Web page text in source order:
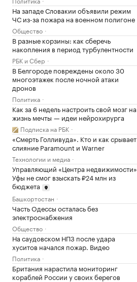
На западе Словакии объявили режим
ЧС из-за пожара на военном полигоне
Общество
В разные корзины: как сберечь
накопления в период турбулентности
РБК и Сбер
В Белгороде повреждены около 30
многоэтажек после ночной атаки
дронов
Политика
Как за 6 недель настроить свой мозг на
жизнь мечты — идеи нейрохирурга
Подписка на РБК
«Смерть Голливуда». Кто и как срывает
слияние Paramount и Warner
Технологии и медиа
Управляющий «Центра недвижимости»
Уфы не смог взыскать ₽24 млн из
бюджета
Башкортостан
Часть Одессы осталась без
электроснабжения
Общество
На саудовском НПЗ после удара
хуситов начался пожар. Видео
Политика
Британия нарастила мониторинг
кораблей России у своих берегов